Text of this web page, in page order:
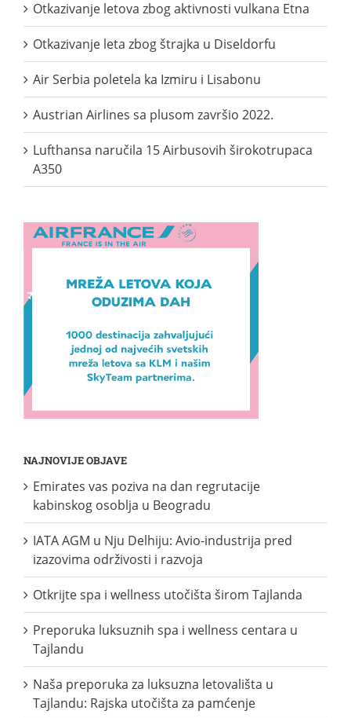
Otkazivanje letova zbog aktivnosti vulkana Etna
Otkazivanje leta zbog štrajka u Diseldorfu
Air Serbia poletela ka Izmiru i Lisabonu
Austrian Airlines sa plusom završio 2022.
Lufthansa naručila 15 Airbusovih širokotrupaca
A350
NAJNOVIJE OBJAVE
Emirates vas poziva na dan regrutacije
kabinskog osoblja u Beogradu
IATA AGM u Nju Delhiju: Avio-industrija pred
izazovima održivosti i razvoja
Otkrijte spa i wellness utočišta širom Tajlanda
Preporuka luksuznih spa i wellness centara u
Tajlandu
Naša preporuka za luksuzna letovališta u
Tajlandu: Rajska utočišta za pamćenje